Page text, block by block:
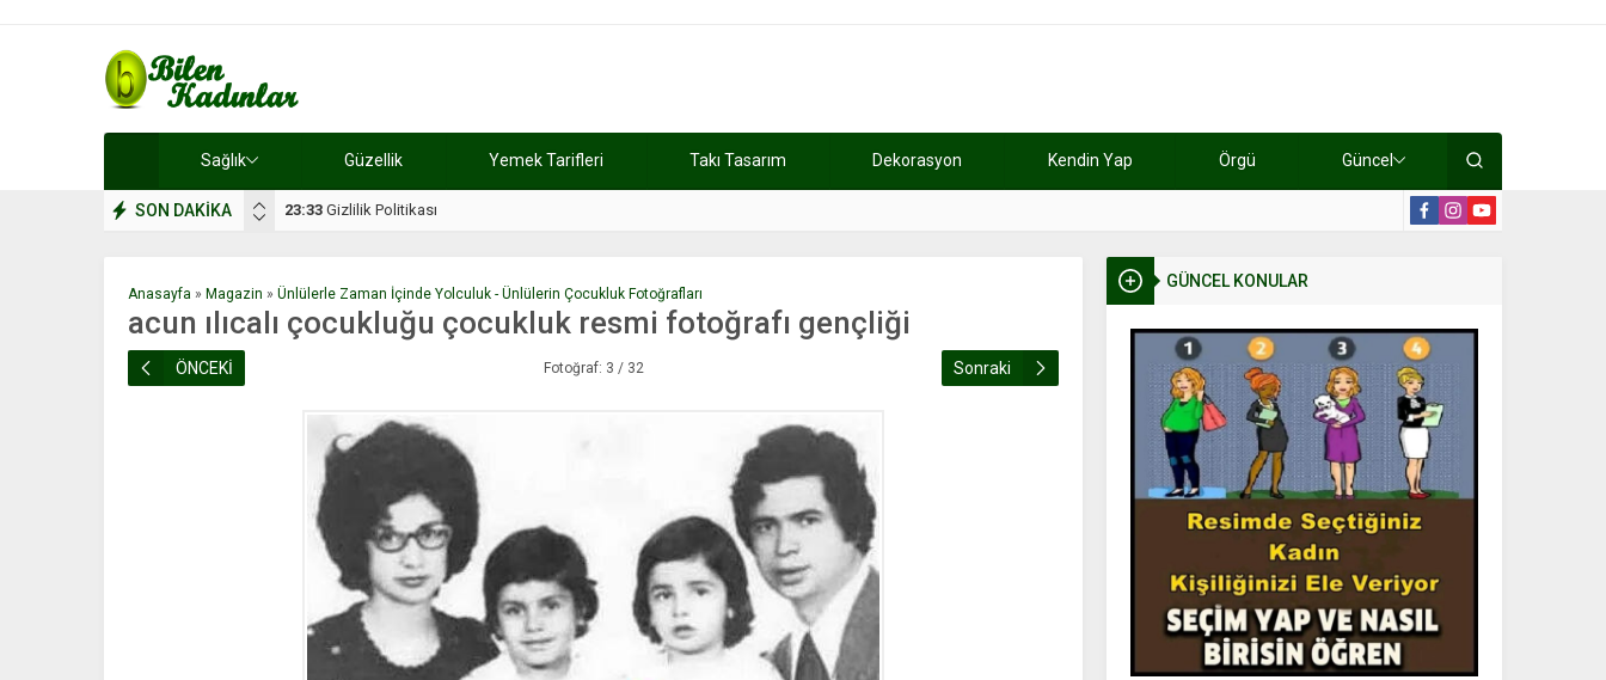
Sağlık Güzellik Yemek Tarifleri Takı Tasarım Dekorasyon Kendin Yap Örgü Güncel
SON DAKİKA 17:08 Dilan, düğününe 5 gün kala hayatını kaybetti
GÜNCEL KONULAR
Anasayfa » Magazin » Ünlülerle Zaman İçinde Yolculuk - Ünlülerin Çocukluk Fotoğrafları
acun ılıcalı çocukluğu çocukluk resmi fotoğrafı gençliği
ÖNCEKİ Fotoğraf: 3 / 32 Sonraki